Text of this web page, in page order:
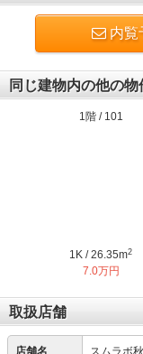
内覧
同じ建物内の他の物
1階 / 101
1K / 26.35m2
7.0万円
取扱店舗
店舗名 スムラボ